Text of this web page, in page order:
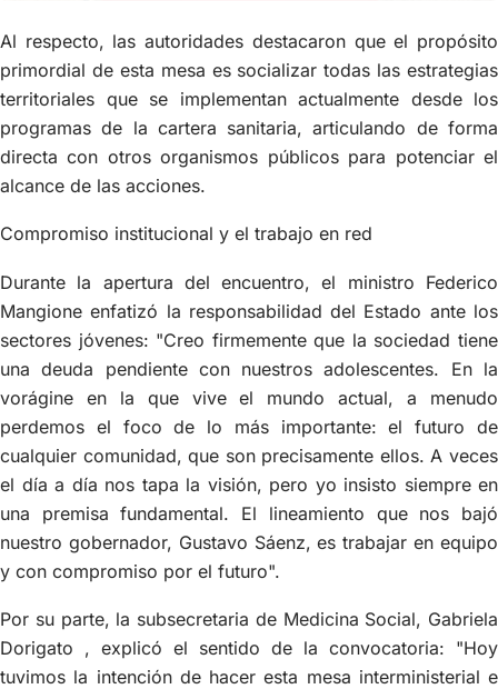
Al respecto, las autoridades destacaron que el propósito
primordial de esta mesa es socializar todas las estrategias
territoriales que se implementan actualmente desde los
programas de la cartera sanitaria, articulando de forma
directa con otros organismos públicos para potenciar el
alcance de las acciones.
Compromiso institucional y el trabajo en red
Durante la apertura del encuentro, el ministro Federico
Mangione enfatizó la responsabilidad del Estado ante los
sectores jóvenes: "Creo firmemente que la sociedad tiene
una deuda pendiente con nuestros adolescentes. En la
vorágine en la que vive el mundo actual, a menudo
perdemos el foco de lo más importante: el futuro de
cualquier comunidad, que son precisamente ellos. A veces
el día a día nos tapa la visión, pero yo insisto siempre en
una premisa fundamental. El lineamiento que nos bajó
nuestro gobernador, Gustavo Sáenz, es trabajar en equipo
y con compromiso por el futuro".
Por su parte, la subsecretaria de Medicina Social, Gabriela
Dorigato , explicó el sentido de la convocatoria: "Hoy
tuvimos la intención de hacer esta mesa interministerial e